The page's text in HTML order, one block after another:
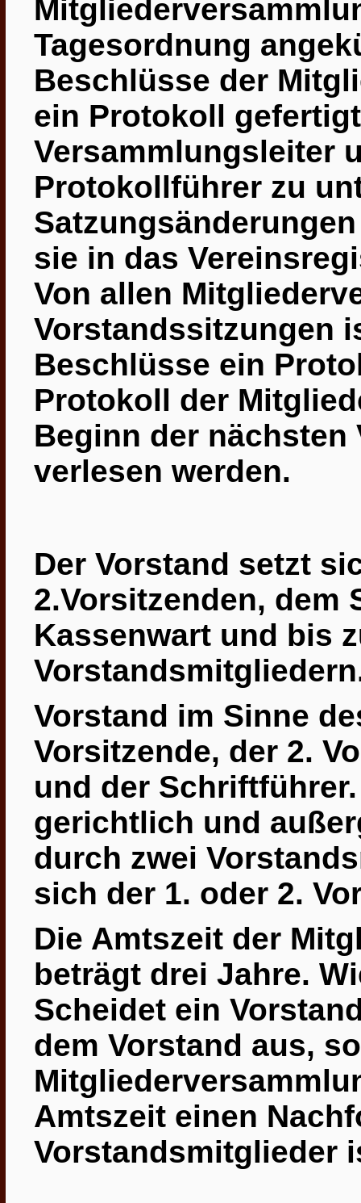
Tagesordnung
Beschlüsse der
ein Protokoll
Versammlungsleiter
Protokollführer zu
sie in das
Von allen
Vorstandssitzungen
Beschlüsse ein
Protokoll der
Beginn der nächsten
verlesen werden.
Der Vorstand setzt
2.Vorsitzenden, dem
Kassenwart und bis
Vorstand im Sinne
Vorsitzende, der 2.
und der
gerichtlich und
durch zwei
sich der 1. oder 2.
Die Amtszeit der
beträgt drei Jahre.
Scheidet ein
dem Vorstand aus,
Amtszeit einen
Vorstandsmitglieder